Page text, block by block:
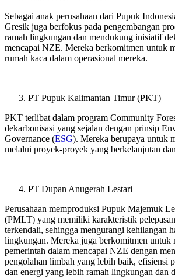
Sebagai anak perusahaan dari Pupuk
Gresik juga berfokus pada pengembangan
ramah lingkungan dan mendukung inisiatif
mencapai NZE. Mereka berkomitmen untuk
rumah kaca dalam operasional mereka.
PT Pupuk Kalimantan Timur (PKT)
PKT terlibat dalam program Community
dekarbonisasi yang sejalan dengan prinsip
Governance (ESG). Mereka berupaya untuk
melalui proyek-proyek yang berkelanjutan
PT Dupan Anugerah Lestari
Perusahaan memproduksi Pupuk Majemuk
(PMLT) yang memiliki karakteristik pelepasan
terkendali, sehingga mengurangi kehilangan
lingkungan. Mereka juga berkomitmen untuk
pemerintah dalam mencapai NZE dengan
pengolahan limbah yang lebih baik, efisiensi
dan energi yang lebih ramah lingkungan dan